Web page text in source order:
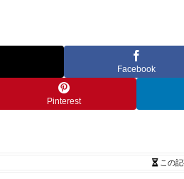
Facebook
Pinterest
この